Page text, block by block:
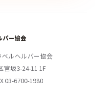
パー協会
ルヘルパー協会
宮坂3-24-11 1F
03-6700-1980